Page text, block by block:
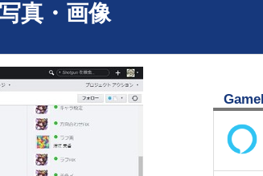
真・画像